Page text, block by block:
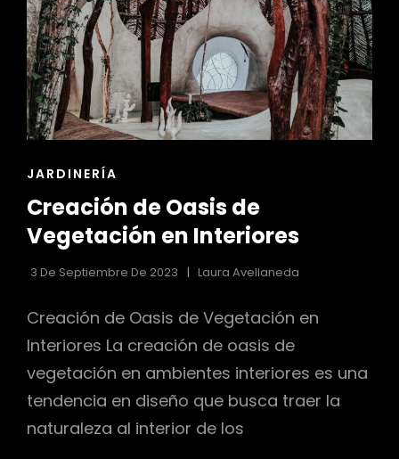
ENLACES
LAS
CATEGORÍAS
JARDINERÍA
Creación de Oasis de
Vegetación en Interiores
3 De Septiembre De 2023 Laura Avellaneda
Creación de Oasis de Vegetación en
Interiores La creación de oasis de
vegetación en ambientes interiores es una
tendencia en diseño que busca traer la
naturaleza al interior de los